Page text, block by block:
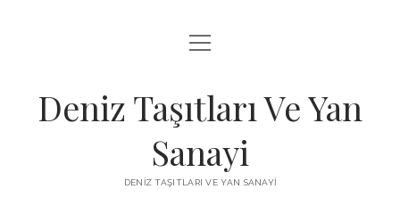
FACEBOOK TAKIPÇI KAZANMA ŞIFRESIZ
INSTAGRAM BOT SILME
LISTE
menüyü
aç
Deniz Taşıtları Ve Yan
Sanayi
DENIZ TAŞITLARI VE YAN SANAYI